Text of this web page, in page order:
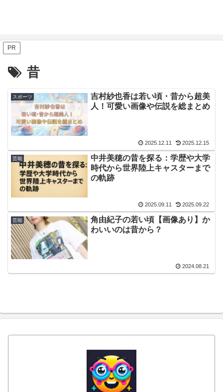
PR
昔
スポーツ
吉村紗也香は若い頃・昔から超美
人！可愛い画像や伝説を総まとめ
2025.12.11 2025.12.15
芸能
中井美穂の昔を探る：学歴や大学
時代から世界陸上キャスターまで
の軌跡
2025.09.11 2025.09.22
芸能
角由紀子の若い頃【画像あり】か
わいいのは昔から？
2024.08.21